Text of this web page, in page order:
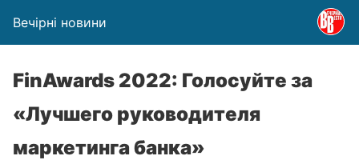
Вечірні новини
FinAwards 2022: Голосуйте за
«Лучшего руководителя
маркетинга банка»